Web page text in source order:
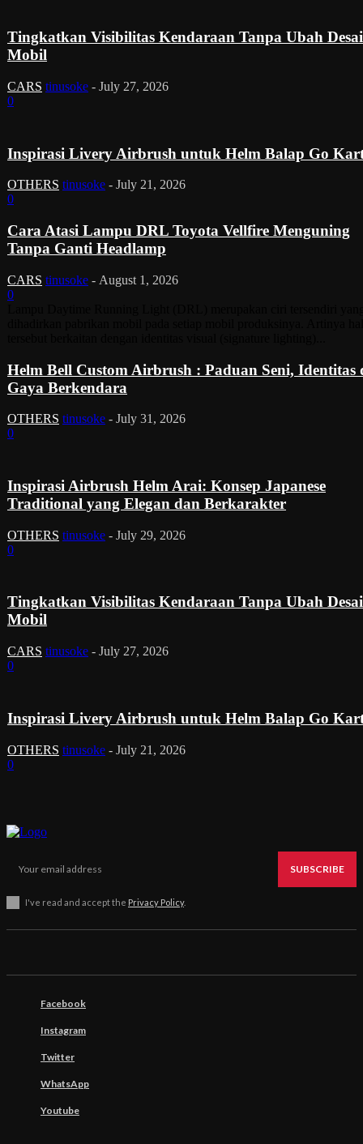
Tingkatkan Visibilitas Kendaraan Tanpa Ubah
Mobil
CARS tinusoke - July 27, 2026
0
Inspirasi Livery Airbrush untuk Helm Balap Go
OTHERS tinusoke - July 21, 2026
0
Cara Atasi Lampu DRL Toyota Vellfire Menguning
Tanpa Ganti Headlamp
CARS tinusoke - August 1, 2026
0
Helm Bell Custom Airbrush : Paduan Seni, Identitas
Gaya Berkendara
OTHERS tinusoke - July 31, 2026
0
Inspirasi Airbrush Helm Arai: Konsep Japanese
Traditional yang Elegan dan Berkarakter
OTHERS tinusoke - July 29, 2026
0
Tingkatkan Visibilitas Kendaraan Tanpa Ubah
Mobil
CARS tinusoke - July 27, 2026
0
Inspirasi Livery Airbrush untuk Helm Balap Go
OTHERS tinusoke - July 21, 2026
0
SUBSCRIBE
I've read and accept the Privacy Policy.
Facebook
Instagram
Twitter
WhatsApp
Youtube